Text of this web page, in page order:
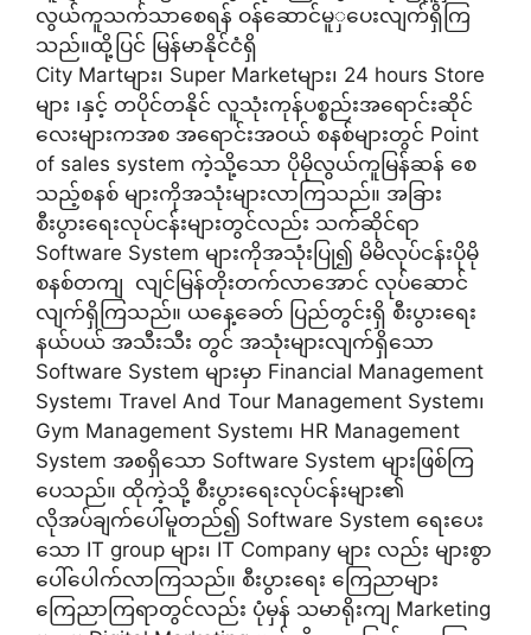
လွယ်ကူသက်သာစေရန် ဝန်ဆောင်မူှပေးလျက်ရှိကြ
သည်။ထို့ပြင် မြန်မာနိုင်ငံရှိ
City Martများ၊ Super Marketများ၊ 24 hours Store
များ ၊နှင့် တပိုင်တနိုင် လူသုံးကုန်ပစ္စည်းအရောင်းဆိုင်
လေးများကအစ အရောင်းအဝယ် စနစ်များတွင် Point
of sales system ကဲ့သို့သော ပိုမိုလွယ်ကူမြန်ဆန် စေ
သည့်စနစ် များကိုအသုံးများလာကြသည်။ အခြား
စီးပွားရေးလုပ်ငန်းများတွင်လည်း သက်ဆိုင်ရာ
Software System များကိုအသုံးပြု၍ မိမိလုပ်ငန်းပိုမို
စနစ်တကျ လျင်မြန်တိုးတက်လာအောင် လုပ်ဆောင်
လျက်ရှိကြသည်။ ယနေ့ခေတ် ပြည်တွင်းရှိ စီးပွားရေး
နယ်ပယ် အသီးသီး တွင် အသုံးများလျက်ရှိသော
Software System များမှာ Financial Management
System၊ Travel And Tour Management System၊
Gym Management System၊ HR Management
System အစရှိသော Software System များဖြစ်ကြ
ပေသည်။ ထိုကဲ့သို့ စီးပွားရေးလုပ်ငန်းများ၏
လိုအပ်ချက်ပေါ်မူတည်၍ Software System ရေးပေး
သော IT group များ၊ IT Company များ လည်း များစွာ
ပေါ်ပေါက်လာကြသည်။ စီးပွားရေး ကြေညာများ
ကြေညာကြရာတွင်လည်း ပုံမှန် သမာရိုးကျ Marketing